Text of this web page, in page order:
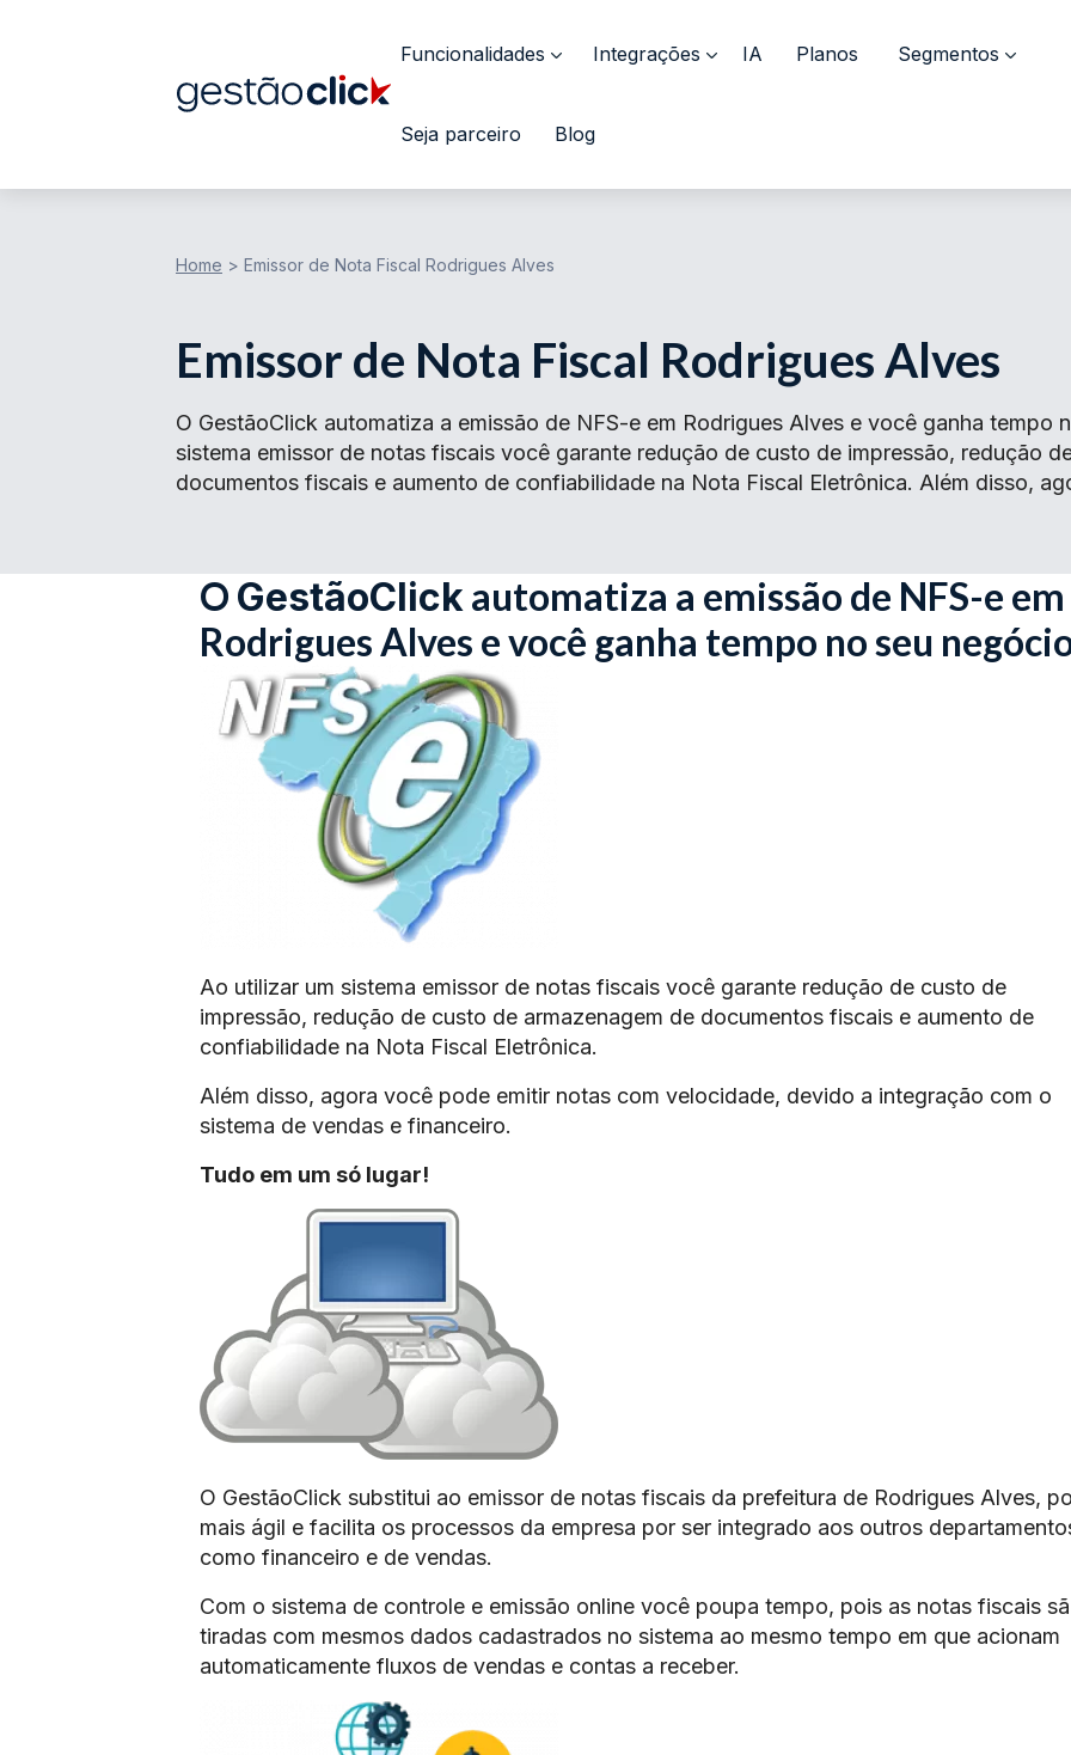
Funcionalidades Integrações IA Planos Segmentos
Seja parceiro Blog
Home > Emissor de Nota Fiscal Rodrigues Alves
Emissor de Nota Fiscal Rodrigues Alves
O GestãoClick automatiza a emissão de NFS-e em Rodrigues Alves e você ganha tempo
sistema emissor de notas fiscais você garante redução de custo de impressão, redução
documentos fiscais e aumento de confiabilidade na Nota Fiscal Eletrônica. Além disso,
O GestãoClickautomatiza a emissão de NFS-e em
Rodrigues Alves e você ganha tempo no seu
Ao utilizar um sistema emissor de notas fiscais você garante redução de custo de
impressão, redução de custo de armazenagem de documentos fiscais e aumento de
confiabilidade na Nota Fiscal Eletrônica.
Além disso, agora você pode emitir notas com velocidade, devido a integração com o
sistema de vendas e financeiro.
Tudo em um só lugar!
O GestãoClick substitui ao emissor de notas fiscais da prefeitura de Rodrigues Alves,
mais ágil e facilita os processos da empresa por ser integrado aos outros
como financeiro e de vendas.
Com o sistema de controle e emissão online você poupa tempo, pois as notas fiscais
tiradas com mesmos dados cadastrados no sistema ao mesmo tempo em que acionam
automaticamente fluxos de vendas e contas a receber.